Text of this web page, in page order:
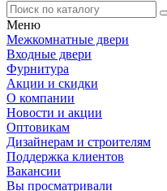
Меню
Межкомнатные двери
Входные двери
Фурнитура
Акции и скидки
О компании
Новости и акции
Оптовикам
Дизайнерам и строителям
Поддержка клиентов
Вакансии
Вы просматривали